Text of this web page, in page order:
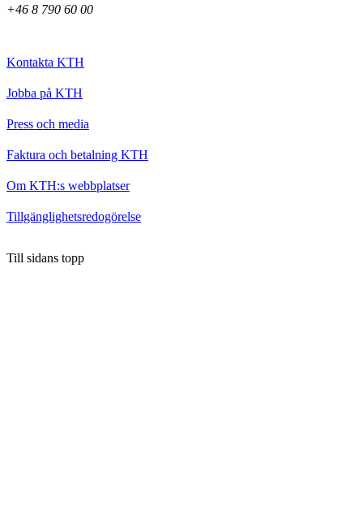
+46 8 790 60 00
Kontakta KTH
Jobba på KTH
Press och media
Faktura och betalning KTH
Om KTH:s webbplatser
Tillgänglighetsredogörelse
Till sidans topp